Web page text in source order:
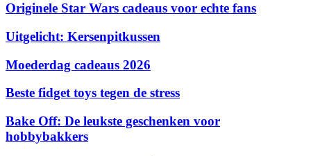
Originele Star Wars cadeaus voor echte fans
Uitgelicht: Kersenpitkussen
Moederdag cadeaus 2026
Beste fidget toys tegen de stress
Bake Off: De leukste geschenken voor
hobbybakkers